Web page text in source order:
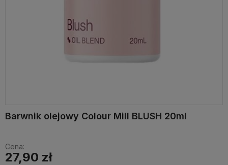
Barwnik olejowy Colour Mill BLUSH 20ml
Cena:
27,90 zł